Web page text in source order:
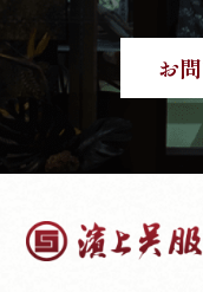
お